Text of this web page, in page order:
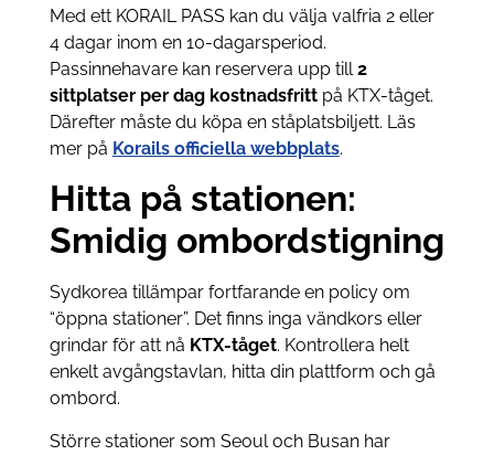
Med ett KORAIL PASS kan du välja valfria 2 eller
4 dagar inom en 10-dagarsperiod.
Passinnehavare kan reservera upp till2
sittplatser per dag kostnadsfritt på KTX-tåget.
Därefter måste du köpa en ståplatsbiljett. Läs
mer på Korails officiella webbplats.
Hitta på stationen:
Smidig ombordstigning
Sydkorea tillämpar fortfarande en policy om
“öppna stationer”. Det finns inga vändkors eller
grindar för att nå KTX-tåget. Kontrollera helt
enkelt avgångstavlan, hitta din plattform och gå
ombord.
Större stationer som Seoul och Busan har